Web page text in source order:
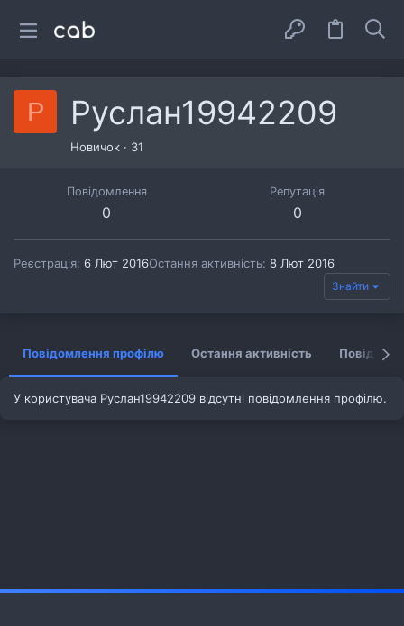
Р Руслан19942209
Новичок · 31
Повідомлення
0
Репутація
0
Реєстрація 6 Лют 2016Остання активність 8 Лют 2016
Знайти
Повідомлення профілю Остання активність
У користувача Руслан19942209 відсутні повідомлення профілю.